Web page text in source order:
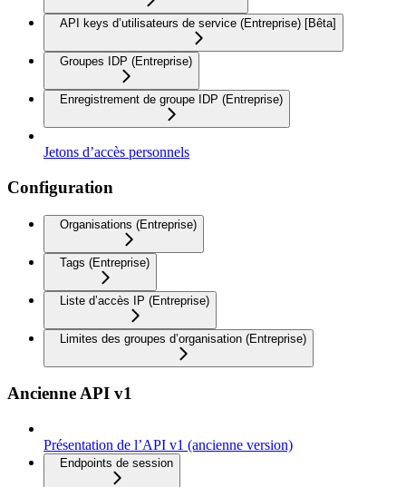
API keys d’utilisateurs de service (Entreprise) [Bêta]
Groupes IDP (Entreprise)
Enregistrement de groupe IDP (Entreprise)
Jetons d’accès personnels
Configuration
Organisations (Entreprise)
Tags (Entreprise)
Liste d’accès IP (Entreprise)
Limites des groupes d’organisation (Entreprise)
Ancienne API v1
Présentation de l’API v1 (ancienne version)
Endpoints de session